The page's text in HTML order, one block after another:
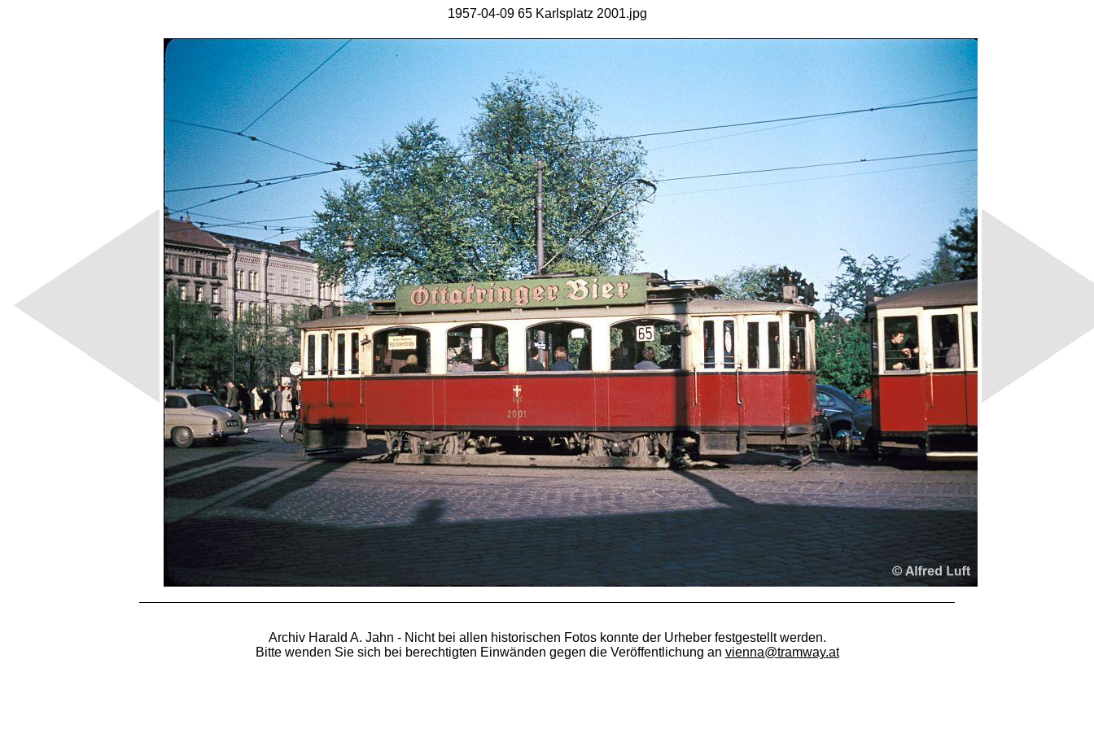
1957-04-09 65 Karlsplatz 2001.jpg
Archiv Harald A. Jahn - Nicht bei allen historischen Fotos konnte der Urheber festgestellt werden.
Bitte wenden Sie sich bei berechtigten Einwänden gegen die Veröffentlichung an vienna@tramway.at